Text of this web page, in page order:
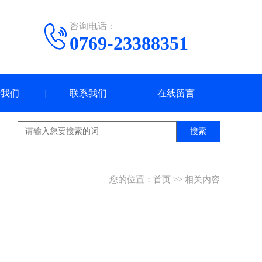
咨询电话：
0769-23388351
们 联系我们 在线留言
搜索
您的位置： 首页 >> 相关内容